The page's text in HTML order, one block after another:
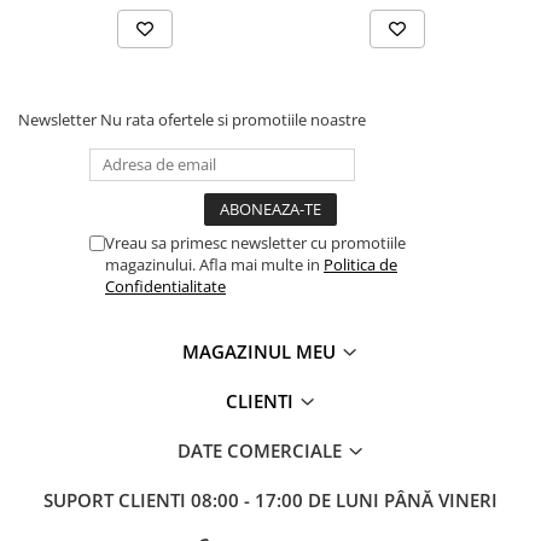
Masini pneumatice de filetat
Masini electrice de filetat
Masini de gaurit cu talpa
magnetica
Instalatii de spalare a pieselor
Accesorii prelucrare metal
Universale de strung si accesorii
pentru strunguri
Falci pentru 4 bacuri PS4/ PO4
Fălcile pentru 3-bacuri DK11
Mandrină cu 3 fălci din fontă
Newsletter Nu rata ofertele si promotiile noastre
Vreau sa primesc newsletter cu promotiile
magazinului. Afla mai multe in Politica de
Confidentialitate
MAGAZINUL MEU
CLIENTI
DATE COMERCIALE
SUPORT CLIENTI 08:00 - 17:00 DE LUNI PÂNĂ VINERI